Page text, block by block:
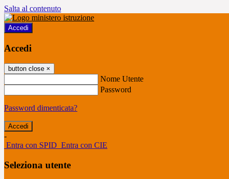
Salta al contenuto
Accedi
Accedi
button close ×
Nome Utente
Password
Password dimenticata?
-
Entra con SPID Entra con CIE
Seleziona utente